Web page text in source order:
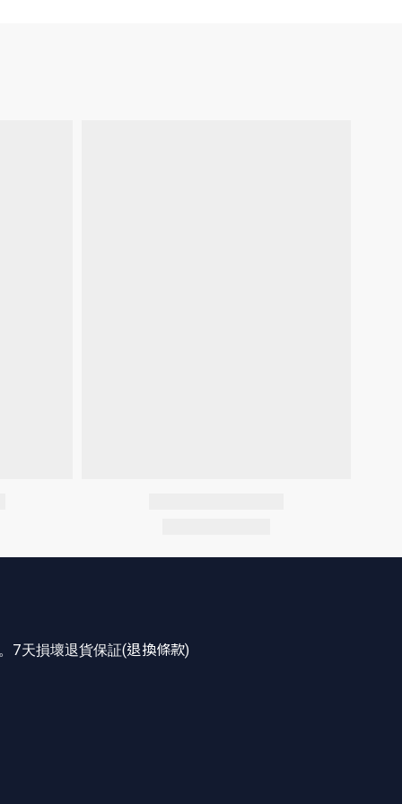
7天損壞退貨保証(退換條款)